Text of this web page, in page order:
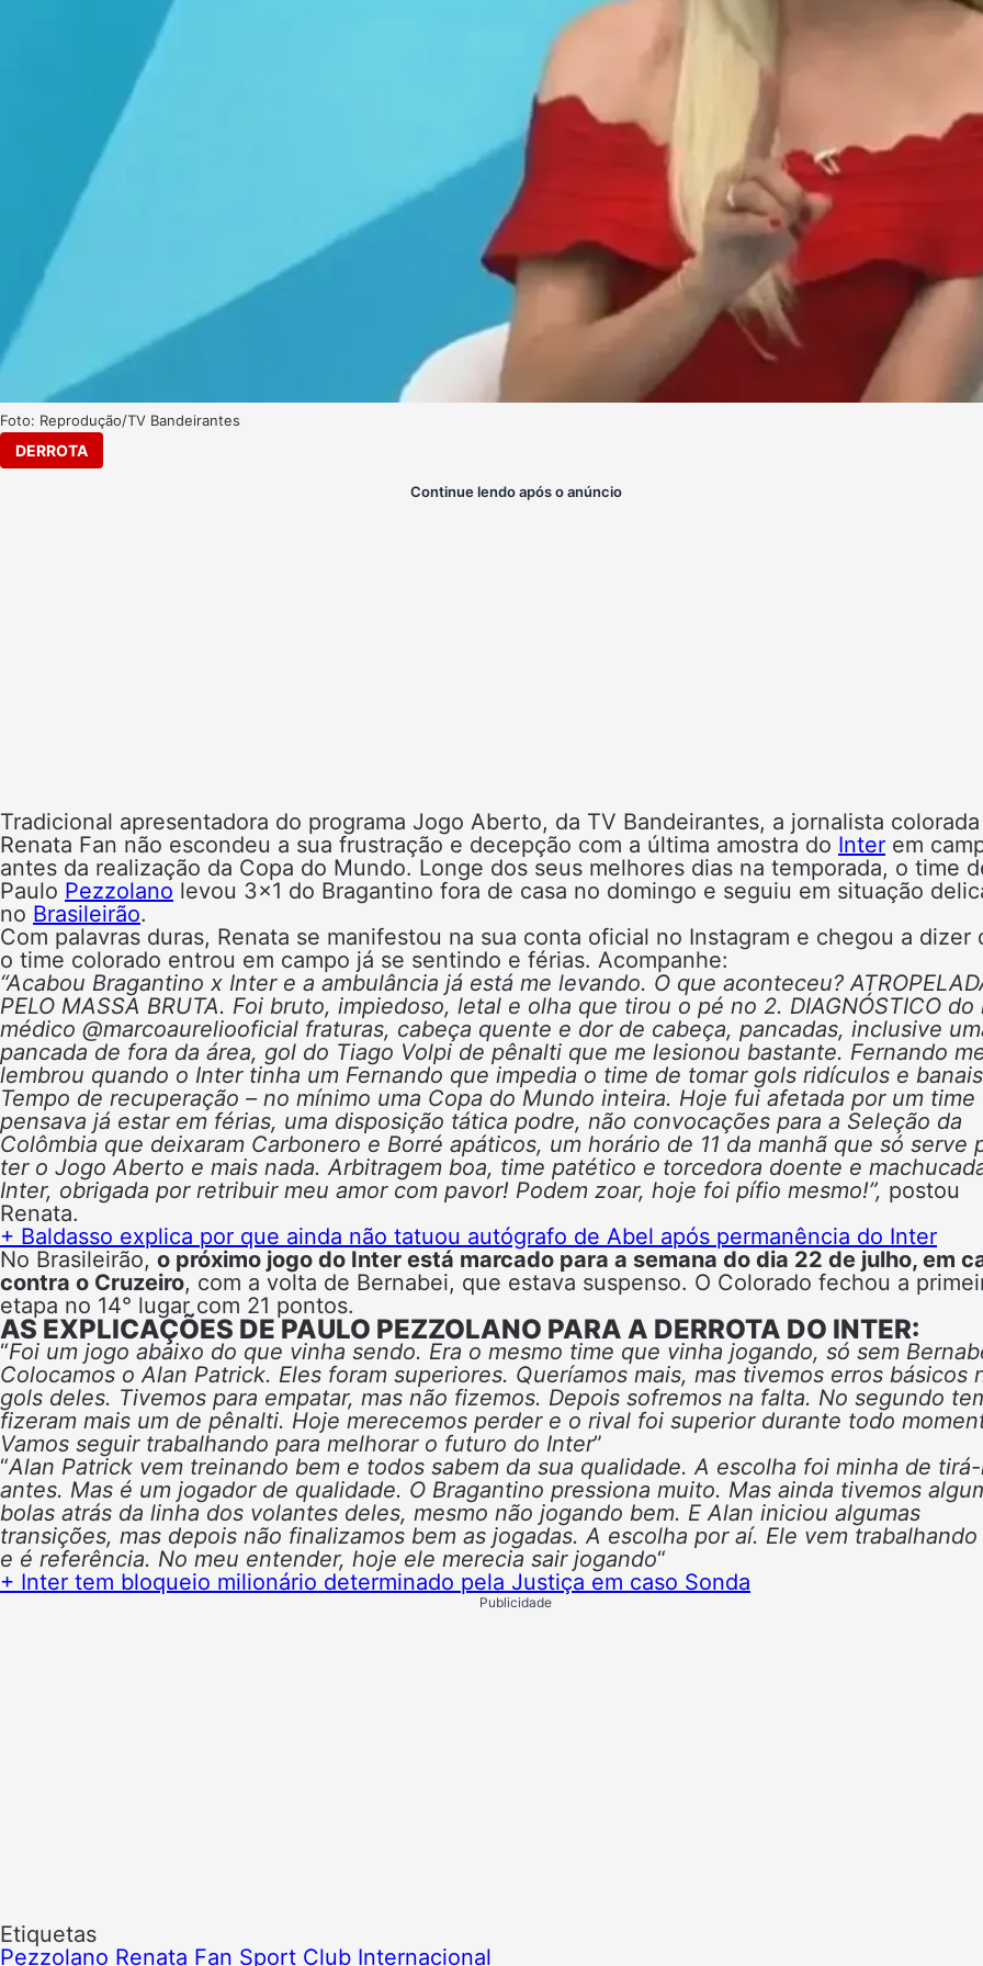
Foto: Reprodução/TV Bandeirantes
DERROTA
Continue lendo após o anúncio
Tradicional apresentadora do programa Jogo Aberto, da TV Bandeirantes, a jornalista colorada
Renata Fan não escondeu a sua frustração e decepção com a última amostra do Inter em
antes da realização da Copa do Mundo. Longe dos seus melhores dias na temporada, o time
Paulo Pezzolano levou 3×1 do Bragantino fora de casa no domingo e seguiu em situação
no Brasileirão.
Com palavras duras, Renata se manifestou na sua conta oficial no Instagram e chegou a dizer
o time colorado entrou em campo já se sentindo e férias. Acompanhe:
“Acabou Bragantino x Inter e a ambulância já está me levando. O que aconteceu?
PELO MASSA BRUTA. Foi bruto, impiedoso, letal e olha que tirou o pé no 2. DIAGNÓSTICO do
médico @marcoaureliooficial fraturas, cabeça quente e dor de cabeça, pancadas, inclusive
pancada de fora da área, gol do Tiago Volpi de pênalti que me lesionou bastante. Fernando
lembrou quando o Inter tinha um Fernando que impedia o time de tomar gols ridículos e
Tempo de recuperação – no mínimo uma Copa do Mundo inteira. Hoje fui afetada por um time
pensava já estar em férias, uma disposição tática podre, não convocações para a Seleção da
Colômbia que deixaram Carbonero e Borré apáticos, um horário de 11 da manhã que só serve
ter o Jogo Aberto e mais nada. Arbitragem boa, time patético e torcedora doente e
Inter, obrigada por retribuir meu amor com pavor! Podem zoar, hoje foi pífio mesmo!”, postou
Renata.
+ Baldasso explica por que ainda não tatuou autógrafo de Abel após permanência do Inter
No Brasileirão, o próximo jogo do Inter está marcado para a semana do dia 22 de julho, em
contra o Cruzeiro, com a volta de Bernabei, que estava suspenso. O Colorado fechou a
etapa no 14° lugar com 21 pontos.
AS EXPLICAÇÕES DE PAULO PEZZOLANO PARA A DERROTA DO INTER:
“Foi um jogo abaixo do que vinha sendo. Era o mesmo time que vinha jogando, só sem
Colocamos o Alan Patrick. Eles foram superiores. Queríamos mais, mas tivemos erros básicos
gols deles. Tivemos para empatar, mas não fizemos. Depois sofremos na falta. No segundo
fizeram mais um de pênalti. Hoje merecemos perder e o rival foi superior durante todo
Vamos seguir trabalhando para melhorar o futuro do Inter”
“Alan Patrick vem treinando bem e todos sabem da sua qualidade. A escolha foi minha de
antes. Mas é um jogador de qualidade. O Bragantino pressiona muito. Mas ainda tivemos
bolas atrás da linha dos volantes deles, mesmo não jogando bem. E Alan iniciou algumas
transições, mas depois não finalizamos bem as jogadas. A escolha por aí. Ele vem
e é referência. No meu entender, hoje ele merecia sair jogando“
+ Inter tem bloqueio milionário determinado pela Justiça em caso Sonda
Publicidade
Etiquetas
Pezzolano Renata Fan Sport Club Internacional